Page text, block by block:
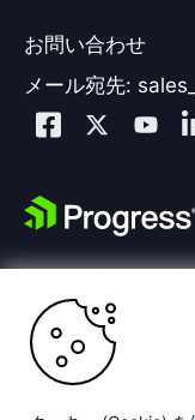
お問い合わせ
メール宛先:
Kemp は、プログレスの製
Copyright © 2026
または その子会社も